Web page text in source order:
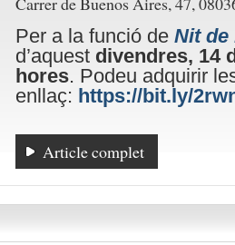
Per a la funció de Nit de
d’aquest divendres, 14
hores. Podeu adquirir
enllaç: https://bit.ly/
Article complet